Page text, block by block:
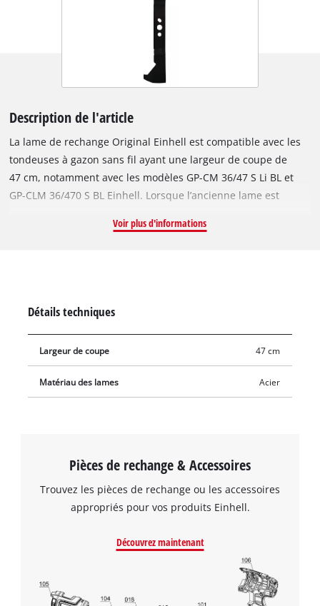
Description de l'article
La lame de rechange Original Einhell est compatible avec les
tondeuses à gazon sans fil ayant une largeur de coupe de
47 cm, notamment avec les modèles GP-CM 36/47 S Li BL et
GP-CLM 36/470 S BL Einhell. Lorsque l’ancienne lame est
facilement par cette lame neuve. Avec cette lame neuve,
Voir plus d'informations
Détails techniques
Largeur de coupe 47 cm
Matériau des lames Acier
Pièces de rechange & Accessoires
Trouvez les pièces de rechange ou les accessoires
appropriés pour vos produits Einhell.
Découvrez maintenant